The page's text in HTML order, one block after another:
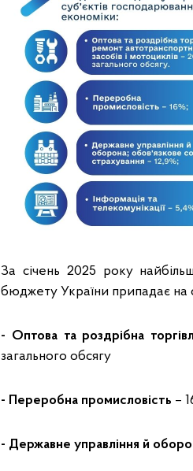
За січень 2025 року
бюджету України припадає на
- Оптова та роздрібна
загального обсягу
- Переробна промисловість –
- Державне управління й